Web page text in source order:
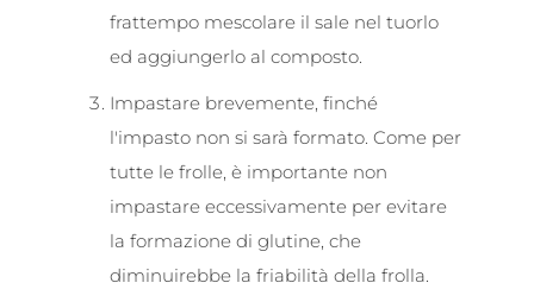
frattempo mescolare il sale nel tuorlo
ed aggiungerlo al composto.
Impastare brevemente, finché
l'impasto non si sarà formato. Come per
tutte le frolle, è importante non
impastare eccessivamente per evitare
la formazione di glutine, che
diminuirebbe la friabilità della frolla.